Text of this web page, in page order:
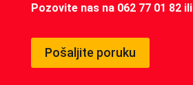
Pozovite nas na 062 77 01 82 ili
Pošaljite poruku